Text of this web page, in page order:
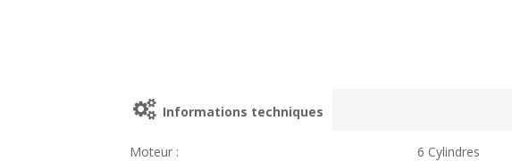
Informations techniques
Moteur : 6 Cylindres